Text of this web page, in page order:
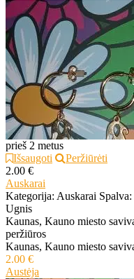
prieš 2 metus
Išsaugoti
Peržiūrėti
2.00 €
Auskarai
Kategorija: Auskarai
Ugnis
Kaunas, Kauno miesto
peržiūros
Kaunas, Kauno miesto
2.00 €
Austėja